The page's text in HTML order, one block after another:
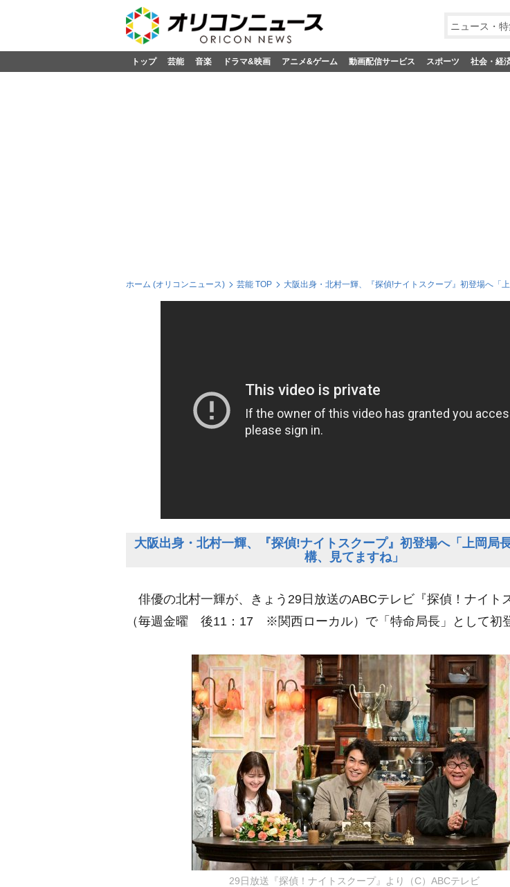
ニュース・
トップ 芸能 音楽 ドラマ&映画 アニメ&ゲーム 動画配信サービス スポーツ 社会・経
ホーム (オリコンニュース) 芸能 TOP 大阪出身・北村一輝、『探偵!ナイトスクープ』初登場へ「
大阪出身・北村一輝、『探偵!ナイトスクープ』初登場へ「上岡局
構、見てますね」
俳優の北村一輝が、きょう29日放送のABCテレビ『探偵！ナイト
（毎週金曜 後11：17 ※関西ローカル）で「特命局長」として初
29日放送『探偵！ナイトスクープ』より（C）ABCテレビ